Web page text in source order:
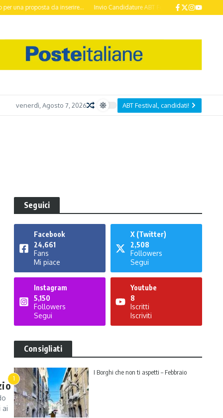
proposta da inserire... Invio Candidature ABT Festival 2026 entro il 20
venerdì, Agosto 7, 2026 ABT Festival, candidati!
ai
Seguici
Facebook
24,661
Fans
Mi piace
X (Twitter)
2,508
Followers
Segui
Instagram
5,150
Followers
Segui
Youtube
8
Iscritti
Iscriviti
Consigliati
1
I Borghi che non ti aspetti – Febbraio